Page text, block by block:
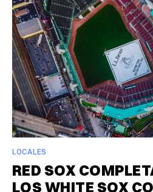
LOCALES
RED SOX
LOS WHITE SOX